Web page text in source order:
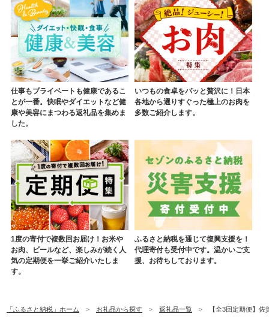
仕事もプライベートも健康であるこ
とが一番。快眠やダイエットなど健
康や美容にまつわる返礼品を集めま
した。
いつもの食卓をパッと贅沢に！日本
各地から選りすぐった極上のお肉を
多数ご紹介します。
1度の寄付で複数回お届け！お米や
お肉、ビールなど、楽しみが続く人
気の定期便を一挙ご紹介いたしま
す。
ふるさと納税を通じて復興支援を！
代理寄付も受付中です。温かいご支
援、お待ちしております。
「ふるさと納税」ホーム お礼品から探す 返礼品一覧 【全3回定期便】